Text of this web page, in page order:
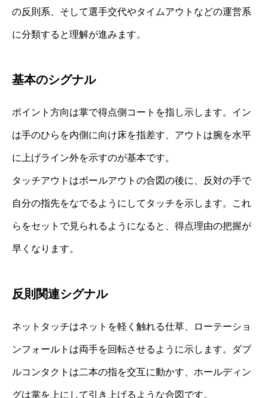
の反則系、そして選手交代やタイムアウトなどの運営系
に分類すると理解が進みます。
基本のシグナル
ポイント方向は掌で得点側コートを指し示します。イン
は手のひらを内側に向け床を指差す、アウトは腕を水平
に上げライン外を示すのが基本です。
タッチアウトはボールアウトの合図の後に、反対の手で
自分の指先をなでるようにしてタッチを示します。これ
らをセットで見られるようになると、得点理由の把握が
早くなります。
反則関連シグナル
ネットタッチはネットを軽く触れる仕草、ローテーショ
ンフォールトは両手を回転させるように示します。ダブ
ルコンタクトは二本の指を交互に動かす、ホールディン
グは掌を上にして引き上げるような合図です。